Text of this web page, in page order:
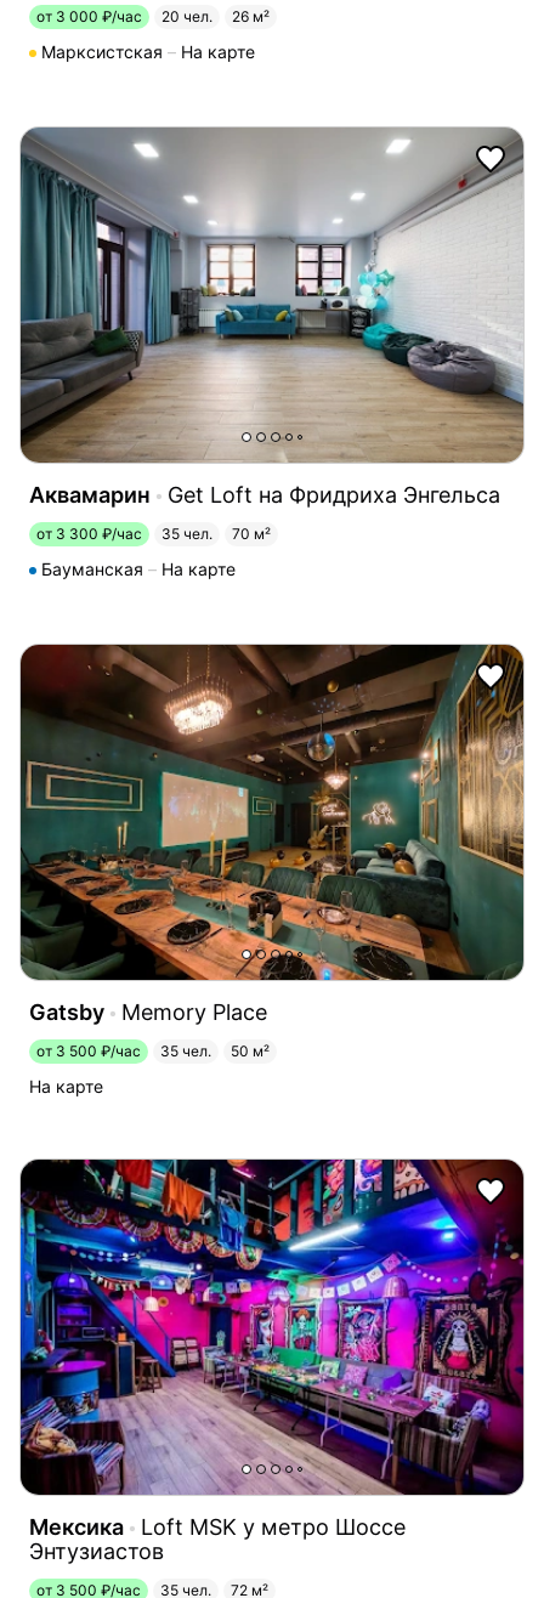
от 3 000 ₽/час 20 чел. 26 м²
Марксистская На карте
Аквамарин Get Loft на Фридриха Энгельса
от 3 300 ₽/час 35 чел. 70 м²
Бауманская На карте
Gatsby Memory Place
от 3 500 ₽/час 35 чел. 50 м²
На карте
Мексика
Loft MSK у метро Шоссе
Энтузиастов
от 3 500 ₽/час 35 чел. 72 м²